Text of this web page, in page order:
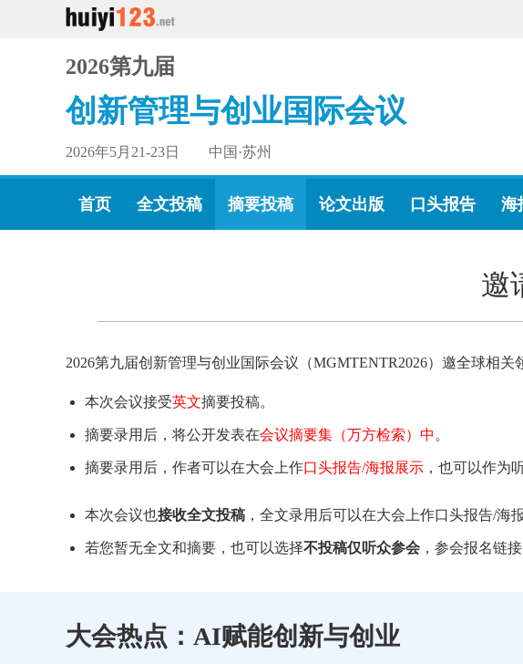
2026第九届
创新管理与创业国际会议
2026年5月21-23日 中国·苏州
首页 全文投稿 摘要投稿 论文出版 口头报告 海
邀
2026第九届创新管理与创业国际会议（MGMTENTR2026）邀全球相关
本次会议接受英文摘要投稿。
摘要录用后，将公开发表在会议摘要集（万方检索）中 。
摘要录用后，作者可以在大会上作口头报告/海报展示 ，也可以作为
本次会议也接收全文投稿 ，全文录用后可以在大会上作口头报告/海
若您暂无全文和摘要，也可以选择不投稿仅听众参会 ，参会报名链接
大会热点：AI赋能创新与创业